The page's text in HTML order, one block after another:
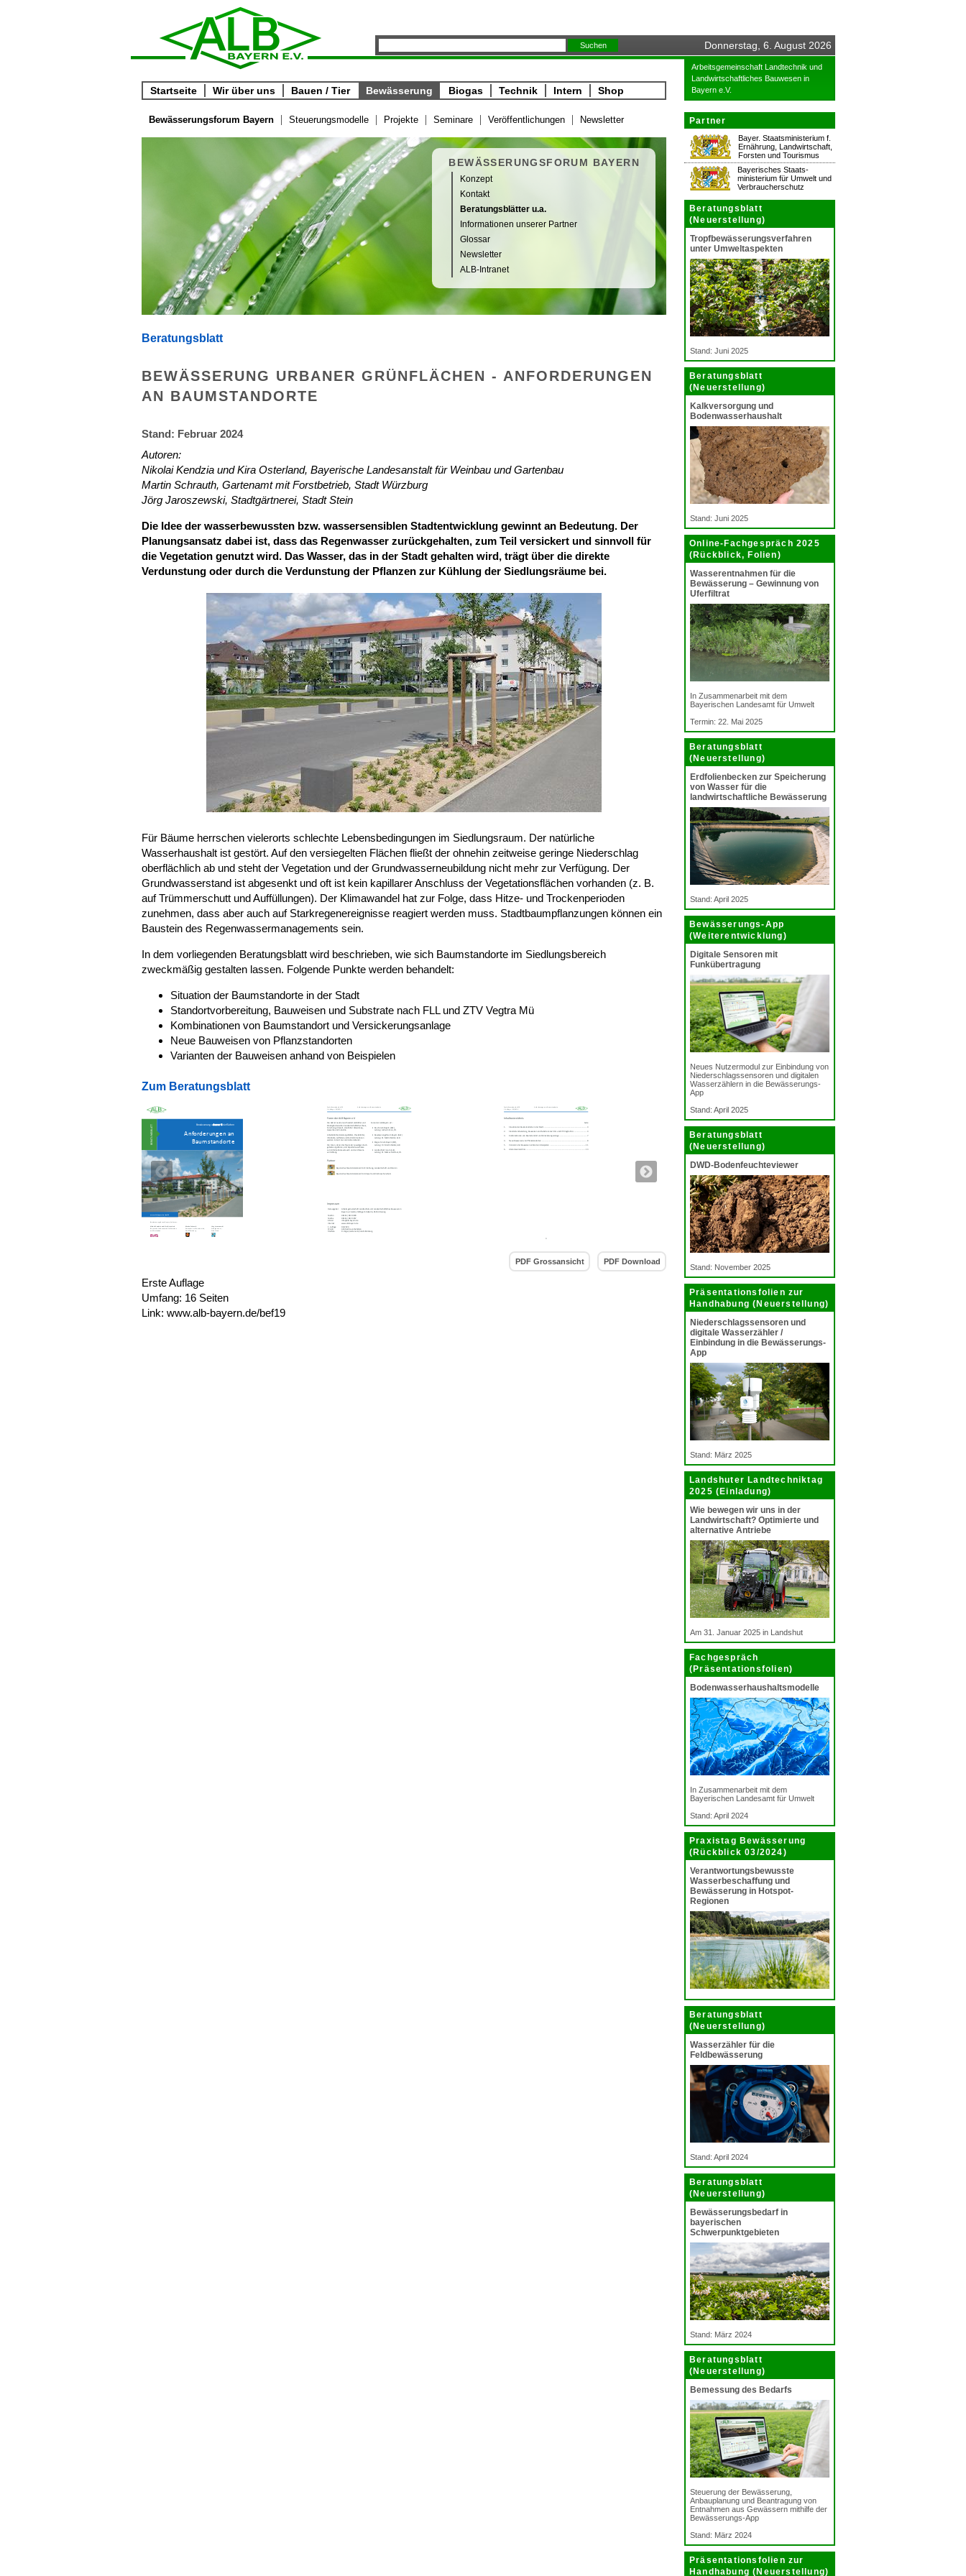
Donnerstag, 6. August 2026
Startseite Wir über uns Bauen / Tier Bewässerung Biogas Technik Intern Shop
Arbeitsgemeinschaft Landtechnik und
Landwirtschaftliches Bauwesen in
Bayern e.V.
Partner
Bayer. Staatsministerium f.
Ernährung, Landwirtschaft,
Forsten und Tourismus
Bayerisches Staats-
ministerium für Umwelt und
Verbraucherschutz
Beratungsblatt
(Neuerstellung)
Tropfbewässerungsverfahren
unter Umweltaspekten
Stand: Juni 2025
Beratungsblatt
(Neuerstellung)
Kalkversorgung und
Bodenwasserhaushalt
Stand: Juni 2025
Online-Fachgespräch 2025
(Rückblick, Folien)
Wasserentnahmen für die
Bewässerung – Gewinnung von
Uferfiltrat
In Zusammenarbeit mit dem
Bayerischen Landesamt für Umwelt
Termin: 22. Mai 2025
Beratungsblatt
(Neuerstellung)
Erdfolienbecken zur Speicherung
von Wasser für die
landwirtschaftliche Bewässerung
Stand: April 2025
Bewässerungs-App
(Weiterentwicklung)
Digitale Sensoren mit
Funkübertragung
Neues Nutzermodul zur Einbindung von
Niederschlagssensoren und digitalen
Wasserzählern in die Bewässerungs-
App
Stand: April 2025
Beratungsblatt
(Neuerstellung)
DWD-Bodenfeuchteviewer
Stand: November 2025
Präsentationsfolien zur
Handhabung (Neuerstellung)
Niederschlagssensoren und
digitale Wasserzähler /
Einbindung in die Bewässerungs-
App
Stand: März 2025
Landshuter Landtechniktag
2025 (Einladung)
Wie bewegen wir uns in der
Landwirtschaft? Optimierte und
alternative Antriebe
Am 31. Januar 2025 in Landshut
Fachgespräch
(Präsentationsfolien)
Bodenwasserhaushaltsmodelle
In Zusammenarbeit mit dem
Bayerischen Landesamt für Umwelt
Stand: April 2024
Praxistag Bewässerung
(Rückblick 03/2024)
Verantwortungsbewusste
Wasserbeschaffung und
Bewässerung in Hotspot-
Regionen
Beratungsblatt
(Neuerstellung)
Wasserzähler für die
Feldbewässerung
Stand: April 2024
Beratungsblatt
(Neuerstellung)
Bewässerungsbedarf in
bayerischen
Schwerpunktgebieten
Stand: März 2024
Beratungsblatt
(Neuerstellung)
Bemessung des Bedarfs
Steuerung der Bewässerung,
Anbauplanung und Beantragung von
Entnahmen aus Gewässern mithilfe der
Bewässerungs-App
Stand: März 2024
Präsentationsfolien zur
Handhabung (Neuerstellung)
Bewässerungsforum Bayern Steuerungsmodelle Projekte Seminare Veröffentlichungen Newsletter
BEWÄSSERUNGSFORUM BAYERN
Konzept
Kontakt
Beratungsblätter u.a.
Informationen unserer Partner
Glossar
Newsletter
ALB-Intranet
Beratungsblatt
BEWÄSSERUNG URBANER GRÜNFLÄCHEN - ANFORDERUNGEN
AN BAUMSTANDORTE
Stand: Februar 2024
Autoren:
Nikolai Kendzia und Kira Osterland, Bayerische Landesanstalt für Weinbau und Gartenbau
Martin Schrauth, Gartenamt mit Forstbetrieb, Stadt Würzburg
Jörg Jaroszewski, Stadtgärtnerei, Stadt Stein
Die Idee der wasserbewussten bzw. wassersensiblen Stadtentwicklung gewinnt an Bedeutung. Der
Planungsansatz dabei ist, dass das Regenwasser zurückgehalten, zum Teil versickert und sinnvoll für
die Vegetation genutzt wird. Das Wasser, das in der Stadt gehalten wird, trägt über die direkte
Verdunstung oder durch die Verdunstung der Pflanzen zur Kühlung der Siedlungsräume bei.
Für Bäume herrschen vielerorts schlechte Lebensbedingungen im Siedlungsraum. Der natürliche
Wasserhaushalt ist gestört. Auf den versiegelten Flächen fließt der ohnehin zeitweise geringe Niederschlag
oberflächlich ab und steht der Vegetation und der Grundwasserneubildung nicht mehr zur Verfügung. Der
Grundwasserstand ist abgesenkt und oft ist kein kapillarer Anschluss der Vegetationsflächen vorhanden (z. B.
auf Trümmerschutt und Auffüllungen). Der Klimawandel hat zur Folge, dass Hitze- und Trockenperioden
zunehmen, dass aber auch auf Starkregenereignisse reagiert werden muss. Stadtbaumpflanzungen können ein
Baustein des Regenwassermanagements sein.
In dem vorliegenden Beratungsblatt wird beschrieben, wie sich Baumstandorte im Siedlungsbereich
zweckmäßig gestalten lassen. Folgende Punkte werden behandelt:
Situation der Baumstandorte in der Stadt
Standortvorbereitung, Bauweisen und Substrate nach FLL und ZTV Vegtra Mü
Kombinationen von Baumstandort und Versickerungsanlage
Neue Bauweisen von Pflanzstandorten
Varianten der Bauweisen anhand von Beispielen
Zum Beratungsblatt
PDF Grossansicht PDF Download
Erste Auflage
Umfang: 16 Seiten
Link: www.alb-bayern.de/bef19